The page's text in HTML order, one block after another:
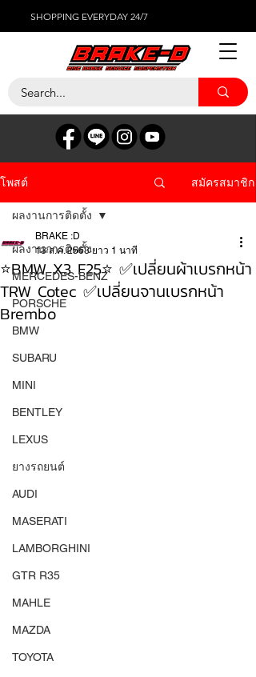
SHOPPING EVERYDAY 24/7
โพสต์ สมัครสมาชิก
ผลงานการติดตั้ง
MERCEDES-BENZ
PORSCHE
BMW
SUBARU
MINI
BENTLEY
LEXUS
ยางรถยนต์
AUDI
MASERATI
LAMBORGHINI
GTR R35
MAHLE
MAZDA
TOYOTA
ผลงานการติดตั้ง
⭐️BMW X3 F25⭐️ ✅เปลี่ยนผ้าเบรกหน้า
TRW Cotec ✅เปลี่ยนจานเบรกหน้า
Brembo
BRAKE :D
13 ส.ค. 2563 ยาว 1 นาที